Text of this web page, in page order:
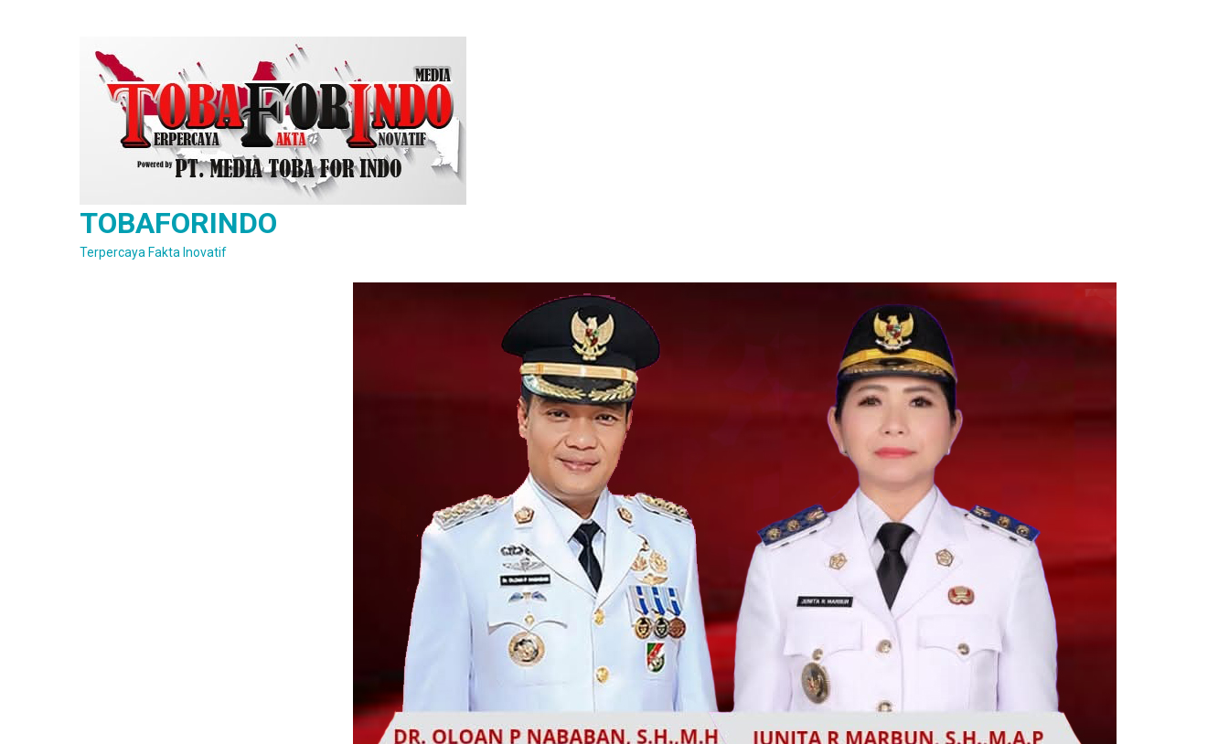
TOBAFORINDO
Terpercaya Fakta Inovatif